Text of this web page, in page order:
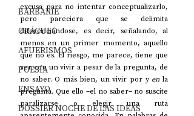
BARBARIE
ORÁCULO
AFUERISMOS
POESÍA
ENSAYO
DOSSIER NOCHE DE LAS IDEAS
excusa para no intentar conceptualizarlo,
pero pareciera que se delimita
diferenciándose, es decir, señalando, al
menos en un primer momento, aquello
que no es. El riesgo, me parece, tiene que
ver con un vivir a pesar de la pregunta, de
no saber. O más bien, un vivir por y en la
pregunta. Que ello –el no saber– no suscite
paralizarse o elegir una ruta